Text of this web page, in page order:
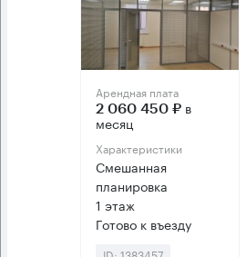
Арендная плата
2 060 450 ₽ в
месяц
Характеристики
Смешанная
планировка
1 этаж
Готово к въезду